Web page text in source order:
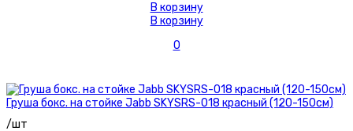
В корзину
В корзину
0
Груша бокс. на стойке Jabb SKYSRS-018 красный (120-150см)
/шт